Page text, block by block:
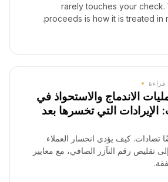
rarely touches your check.
proceeds is how it is treated in
قراءة
الاندماج والاستحواذ في
الإيرادات التي تخسرها بعد
تضادات. كيف يؤدي انحسار العملاء
إلى تقليص رقم التآزر الصافي، مع معايير